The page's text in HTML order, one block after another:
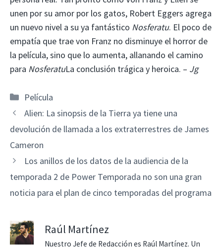
unen por su amor por los gatos, Robert Eggers agrega
un nuevo nivel a su ya fantástico Nosferatu. El poco de
empatía que trae von Franz no disminuye el horror de
la película, sino que lo aumenta, allanando el camino
para NosferatuLa conclusión trágica y heroica. – Jg
Categorías
Película
Alien: La sinopsis de la Tierra ya tiene una
devolución de llamada a los extraterrestres de James
Cameron
Los anillos de los datos de la audiencia de la
temporada 2 de Power Temporada no son una gran
noticia para el plan de cinco temporadas del programa
Raúl Martínez
Nuestro Jefe de Redacción es Raúl Martínez. Un